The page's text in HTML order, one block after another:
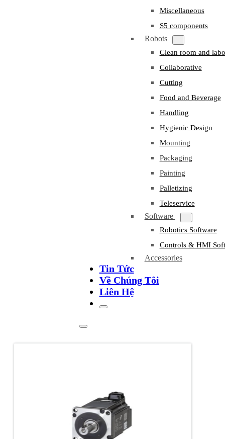
Miscellaneous
S5 components
Robots
Clean room and
Collaborative
Cutting
Food and Beverage
Handling
Hygienic Design
Mounting
Packaging
Painting
Palletizing
Teleservice
Software
Robotics Software
Controls & HMI
Accessories
Tin Tức
Về Chúng Tôi
Liên Hệ